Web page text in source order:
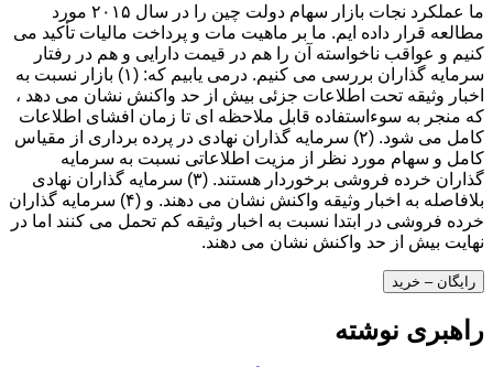
ما عملکرد نجات بازار سهام دولت چین را در سال ۲۰۱۵ مورد
مطالعه قرار داده ایم. ما بر ماهیت مات و پرداخت مالیات تأکید می
کنیم و عواقب ناخواسته آن را هم در قیمت دارایی و هم در رفتار
سرمایه گذاران بررسی می کنیم. درمی یابیم که: (۱) بازار نسبت به
اخبار وثیقه تحت اطلاعات جزئی بیش از حد واکنش نشان می دهد ،
که منجر به سوءاستفاده قابل ملاحظه ای تا زمان افشای اطلاعات
کامل می شود. (۲) سرمایه گذاران نهادی در پرده برداری از مقیاس
کامل و سهام مورد نظر از مزیت اطلاعاتی نسبت به سرمایه
گذاران خرده فروشی برخوردار هستند. (۳) سرمایه گذاران نهادی
بلافاصله به اخبار وثیقه واکنش نشان می دهند. و (۴) سرمایه گذاران
خرده فروشی در ابتدا نسبت به اخبار وثیقه کم تحمل می کنند اما در
نهایت بیش از حد واکنش نشان می دهند.
رایگان – خرید
راهبری نوشته